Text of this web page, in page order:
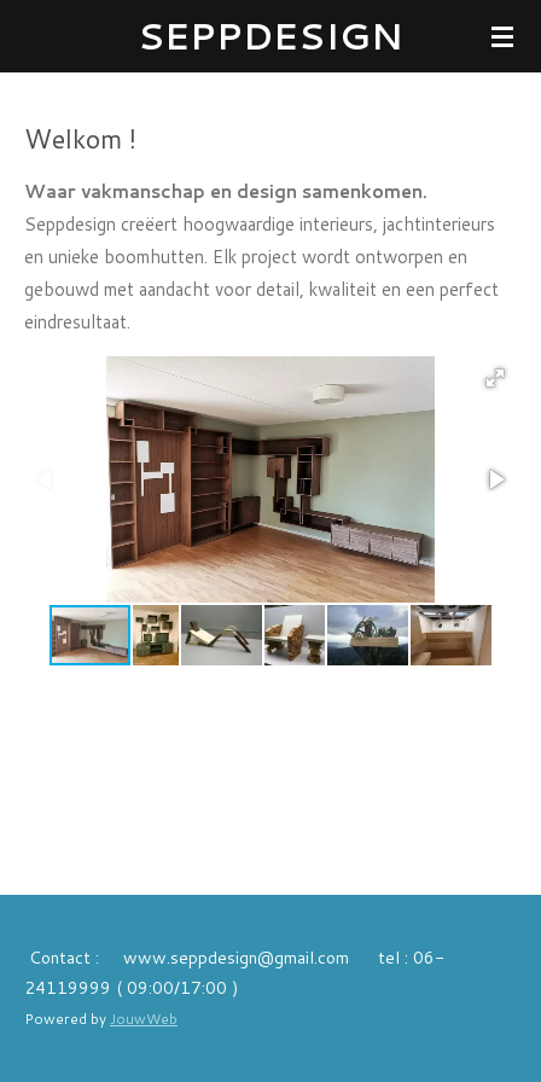
de
SEPPDESIGN
Welkom !
Waar vakmanschap en design samenkomen.
Seppdesign creëert hoogwaardige interieurs, jachtinterieurs
en unieke boomhutten. Elk project wordt ontworpen en
gebouwd met aandacht voor detail, kwaliteit en een perfect
eindresultaat.
Contact : www.seppdesign@gmail.com tel : 06-
24119999 ( 09:00/17:00 )
Powered byJouwWeb